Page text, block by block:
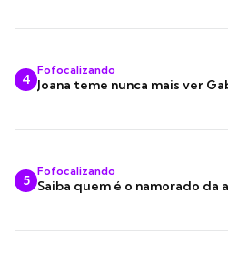
4
Fofocalizando
Joana teme nunca mais ver
5
Fofocalizando
Saiba quem é o namorado